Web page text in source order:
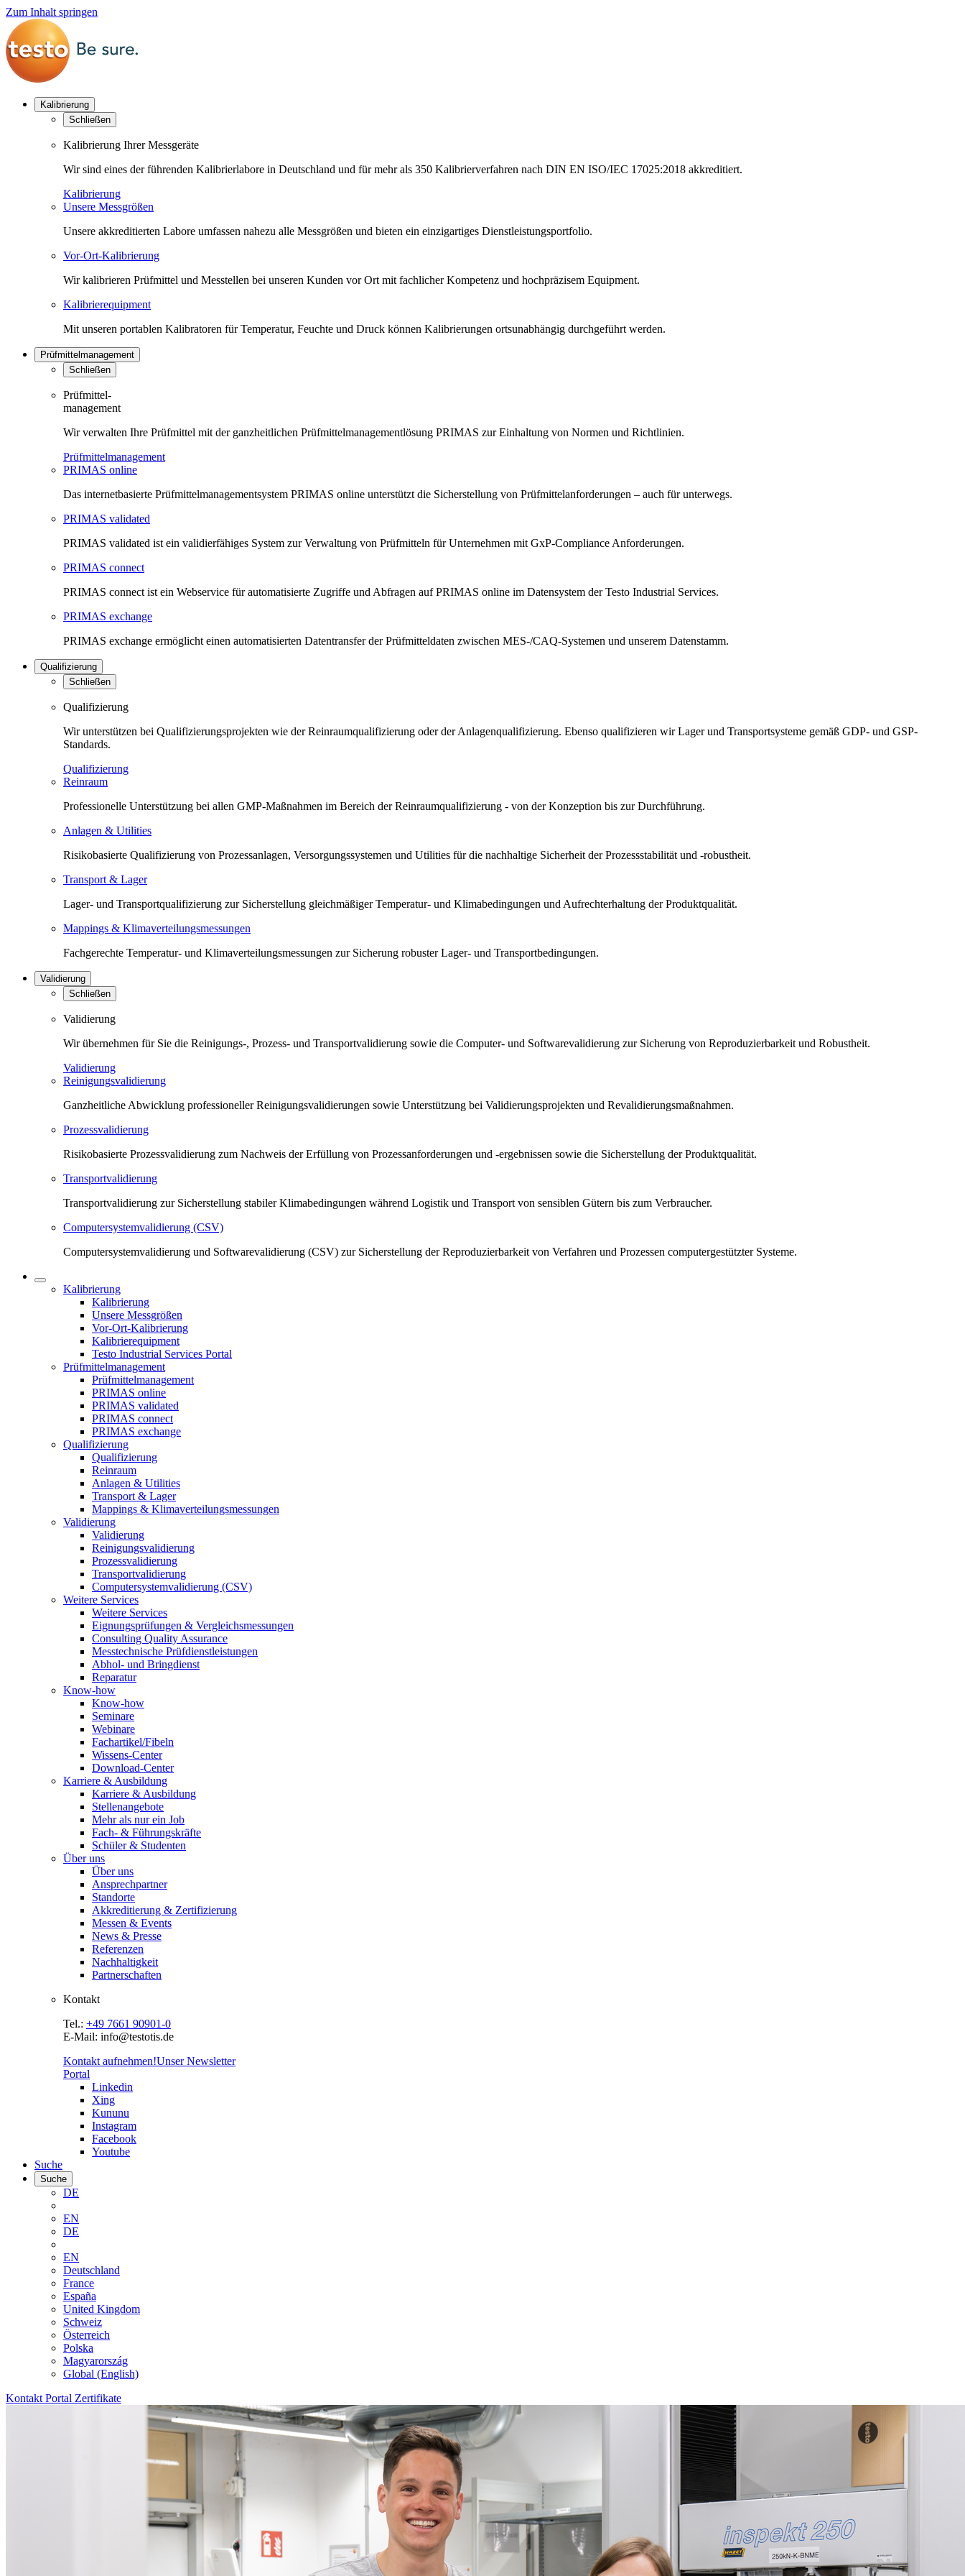
Zum Inhalt springen
Kalibrierung
Schließen
Kalibrierung Ihrer Messgeräte
Wir sind eines der führenden Kalibrierlabore in Deutschland und für mehr als 350 Kalibrierverfahren nach DIN EN ISO/IEC 17025:2018 akkreditiert.
Kalibrierung
Unsere Messgrößen
Unsere akkreditierten Labore umfassen nahezu alle Messgrößen und bieten ein einzigartiges Dienstleistungsportfolio.
Vor-Ort-Kalibrierung
Wir kalibrieren Prüfmittel und Messtellen bei unseren Kunden vor Ort mit fachlicher Kompetenz und hochpräzisem Equipment.
Kalibrierequipment
Mit unseren portablen Kalibratoren für Temperatur, Feuchte und Druck können Kalibrierungen ortsunabhängig durchgeführt werden.
Prüfmittelmanagement
Schließen
Prüfmittel-
management
Wir verwalten Ihre Prüfmittel mit der ganzheitlichen Prüfmittelmanagementlösung PRIMAS zur Einhaltung von Normen und Richtlinien.
Prüfmittelmanagement
PRIMAS online
Das internetbasierte Prüfmittelmanagementsystem PRIMAS online unterstützt die Sicherstellung von Prüfmittelanforderungen – auch für unterwegs.
PRIMAS validated
PRIMAS validated ist ein validierfähiges System zur Verwaltung von Prüfmitteln für Unternehmen mit GxP-Compliance Anforderungen.
PRIMAS connect
PRIMAS connect ist ein Webservice für automatisierte Zugriffe und Abfragen auf PRIMAS online im Datensystem der Testo Industrial Services.
PRIMAS exchange
PRIMAS exchange ermöglicht einen automatisierten Datentransfer der Prüfmitteldaten zwischen MES-/CAQ-Systemen und unserem Datenstamm.
Qualifizierung
Schließen
Qualifizierung
Wir unterstützen bei Qualifizierungsprojekten wie der Reinraumqualifizierung oder der Anlagenqualifizierung. Ebenso qualifizieren wir Lager und Transportsysteme gemäß GDP- und GSP-
Standards.
Qualifizierung
Reinraum
Professionelle Unterstützung bei allen GMP-Maßnahmen im Bereich der Reinraumqualifizierung - von der Konzeption bis zur Durchführung.
Anlagen & Utilities
Risikobasierte Qualifizierung von Prozessanlagen, Versorgungssystemen und Utilities für die nachhaltige Sicherheit der Prozessstabilität und -robustheit.
Transport & Lager
Lager- und Transportqualifizierung zur Sicherstellung gleichmäßiger Temperatur- und Klimabedingungen und Aufrechterhaltung der Produktqualität.
Mappings & Klimaverteilungsmessungen
Fachgerechte Temperatur- und Klimaverteilungsmessungen zur Sicherung robuster Lager- und Transportbedingungen.
Validierung
Schließen
Validierung
Wir übernehmen für Sie die Reinigungs-, Prozess- und Transportvalidierung sowie die Computer- und Softwarevalidierung zur Sicherung von Reproduzierbarkeit und Robustheit.
Validierung
Reinigungsvalidierung
Ganzheitliche Abwicklung professioneller Reinigungsvalidierungen sowie Unterstützung bei Validierungsprojekten und Revalidierungsmaßnahmen.
Prozessvalidierung
Risikobasierte Prozessvalidierung zum Nachweis der Erfüllung von Prozessanforderungen und -ergebnissen sowie die Sicherstellung der Produktqualität.
Transportvalidierung
Transportvalidierung zur Sicherstellung stabiler Klimabedingungen während Logistik und Transport von sensiblen Gütern bis zum Verbraucher.
Computersystemvalidierung (CSV)
Computersystemvalidierung und Softwarevalidierung (CSV) zur Sicherstellung der Reproduzierbarkeit von Verfahren und Prozessen computergestützter Systeme.
Kalibrierung
Kalibrierung
Unsere Messgrößen
Vor-Ort-Kalibrierung
Kalibrierequipment
Testo Industrial Services Portal
Prüfmittelmanagement
Prüfmittelmanagement
PRIMAS online
PRIMAS validated
PRIMAS connect
PRIMAS exchange
Qualifizierung
Qualifizierung
Reinraum
Anlagen & Utilities
Transport & Lager
Mappings & Klimaverteilungsmessungen
Validierung
Validierung
Reinigungsvalidierung
Prozessvalidierung
Transportvalidierung
Computersystemvalidierung (CSV)
Weitere Services
Weitere Services
Eignungsprüfungen & Vergleichsmessungen
Consulting Quality Assurance
Messtechnische Prüfdienstleistungen
Abhol- und Bringdienst
Reparatur
Know-how
Know-how
Seminare
Webinare
Fachartikel/Fibeln
Wissens-Center
Download-Center
Karriere & Ausbildung
Karriere & Ausbildung
Stellenangebote
Mehr als nur ein Job
Fach- & Führungskräfte
Schüler & Studenten
Über uns
Über uns
Ansprechpartner
Standorte
Akkreditierung & Zertifizierung
Messen & Events
News & Presse
Referenzen
Nachhaltigkeit
Partnerschaften
Kontakt
Tel.: +49 7661 90901-0
E-Mail: info@testotis.de
Kontakt aufnehmen!Unser Newsletter
Portal
Linkedin
Xing
Kununu
Instagram
Facebook
Youtube
Suche
Suche
DE
EN
DE
EN
Deutschland
France
España
United Kingdom
Schweiz
Österreich
Polska
Magyarország
Global (English)
Kontakt Portal Zertifikate